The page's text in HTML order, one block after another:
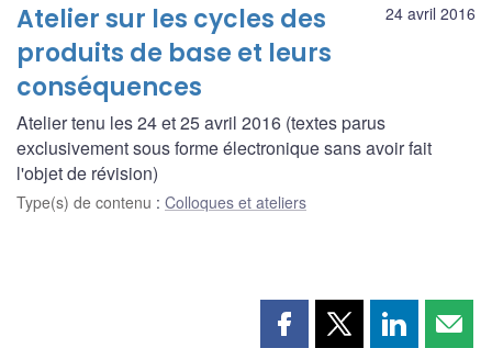
24 avril 2016
Atelier sur les cycles des
produits de base et leurs
conséquences
Atelier tenu les 24 et 25 avril 2016 (textes parus
exclusivement sous forme électronique sans avoir fait
l'objet de révision)
Type(s) de contenu : Colloques et ateliers
PartagerPartagerPartager